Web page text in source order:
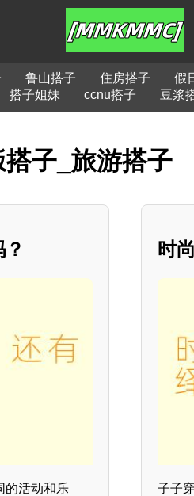
鲁山搭子 住房搭子 假
搭子姐妹 ccnu搭子 豆浆
子_旅游搭子
的活动和乐
时
子子